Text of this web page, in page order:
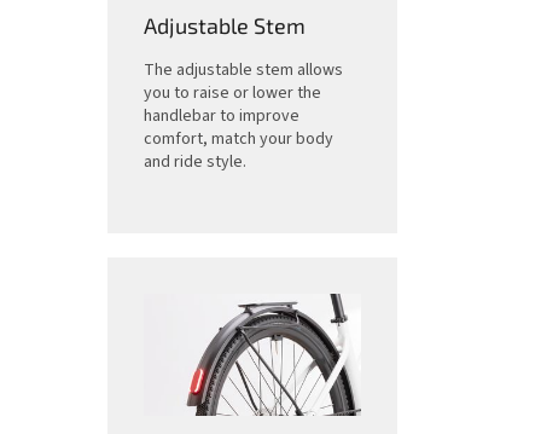
Adjustable Stem
The adjustable stem allows
you to raise or lower the
handlebar to improve
comfort, match your body
and ride style.